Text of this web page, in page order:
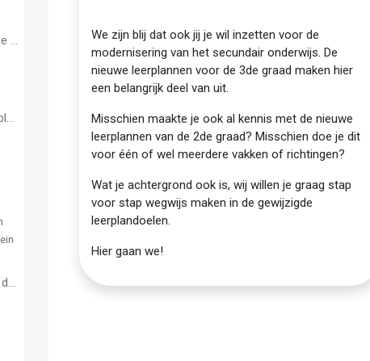
We zijn blij dat ook jij je wil inzetten voor de
modernisering van het secundair onderwijs. De
nieuwe leerplannen voor de 3de graad maken hier
een belangrijk deel van uit.
Misschien maakte je ook al kennis met de nieuwe
leerplannen van de 2de graad? Misschien doe je dit
voor één of wel meerdere vakken of richtingen?
Wat je achtergrond ook is, wij willen je graag stap
voor stap wegwijs maken in de gewijzigde
leerplandoelen.
Hier gaan we!